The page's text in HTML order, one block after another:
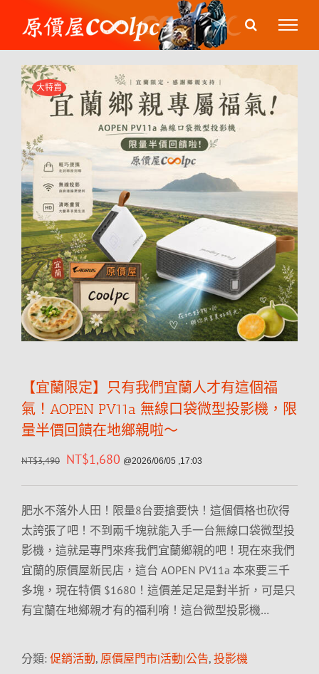
content
大特賣
【宜蘭限定】只有我們宜蘭人才有這個福
氣！AOPEN PV11a 無線口袋微型投影機，限
量半價回饋在地鄉親啦～
NT$3,490 NT$1,680 @2026/06/05 ,17:03
肥水不落外人田！限量8台要搶要快！這個價格也砍得
太誇張了吧！不到兩千塊就能入手一台無線口袋微型投
影機，這就是專門來疼我們宜蘭鄉親的吧！現在來我們
宜蘭的原價屋新民店，這台 AOPEN PV11a 本來要三千
多塊，現在特價 $1680！這價差足足是對半折，可是只
有宜蘭在地鄉親才有的福利唷！這台微型投影機…
分類: 促銷活動, 原價屋門市|活動|公告, 投影機